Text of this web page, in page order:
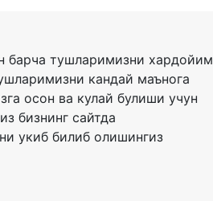
барча тушларимизни хардойим
кандай маънога
осон ва кулай булиши учун
бизнинг сайтда
укиб билиб олишингиз